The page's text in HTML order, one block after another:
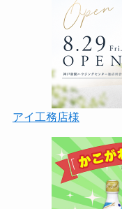
アイ工務店様